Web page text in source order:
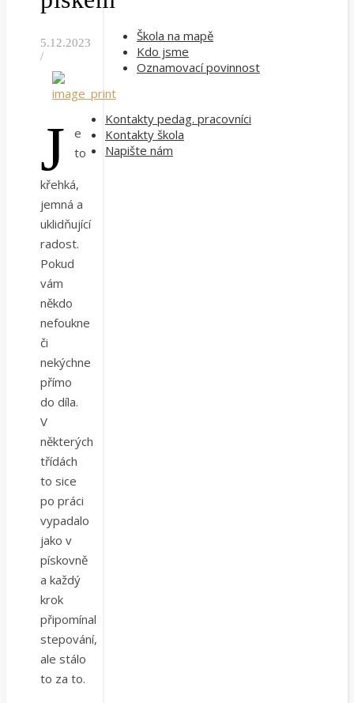
5.12.2023
/
J
e
to
křehká,
jemná a
uklidňující
radost.
Pokud
vám
někdo
nefoukne
či
nekýchne
přímo
do díla.
V
některých
třídách
to sice
po práci
vypadalo
jako v
pískovně
a každý
krok
připomínal
stepování,
ale stálo
to za to.
Škola na mapě
Kdo jsme
Oznamovací povinnost
Kontakty pedag. pracovníci
Kontakty škola
Napište nám